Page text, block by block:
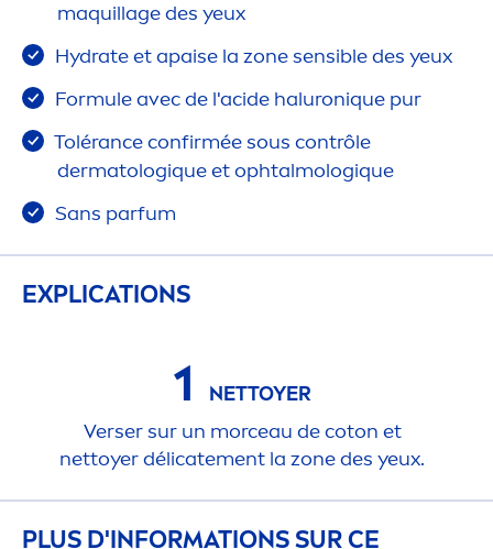
maquillage des yeux
Hydrate et apaise la zone sensible des yeux
Formule avec de l'acide haluronique pur
Tolérance confirmée sous contrôle
dermatologique et ophtalmologique
Sans parfum
EXPLICATIONS
1
NETTOYER
Verser sur un morceau de coton et
nettoyer délicatement la zone des yeux.
PLUS D'INFORMATIONS SUR CE